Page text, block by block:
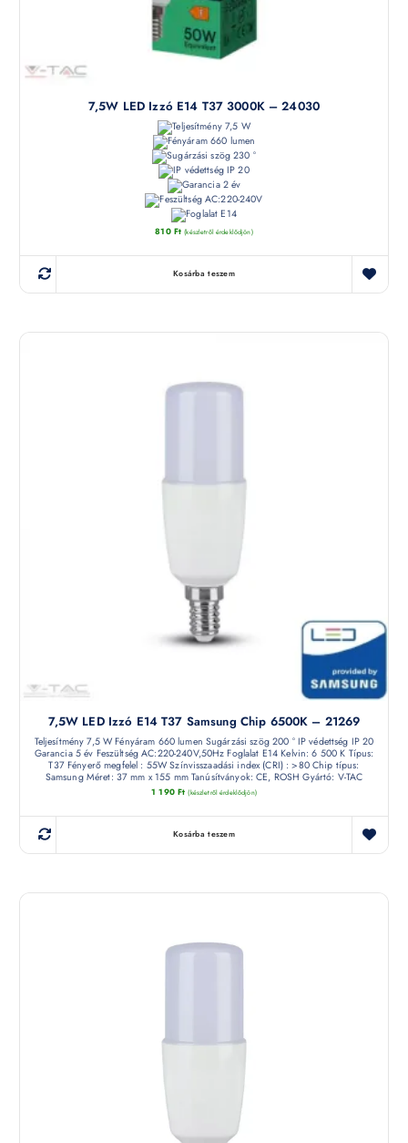
7,5W LED Izzó E14 T37 3000K – 24030
7,5 W
660 lumen
230 °
IP 20
2 év
AC:220-240V
E14
810 Ft (készletről érdeklődjön)
Kosárba teszem
7,5W LED Izzó E14 T37 Samsung Chip 6500K – 21269
Teljesítmény 7,5 W Fényáram 660 lumen Sugárzási szög 200 ° IP védettség IP 20
Garancia 5 év Feszültség AC:220-240V,50Hz Foglalat E14 Kelvin: 6 500 K Típus:
T37 Fényerő megfelel : 55W Színvisszaadási index (CRI) : >80 Chip típus:
Samsung Méret: 37 mm x 155 mm Tanúsítványok: CE, ROSH Gyártó: V-TAC
1 190 Ft (készletről érdeklődjön)
Kosárba teszem